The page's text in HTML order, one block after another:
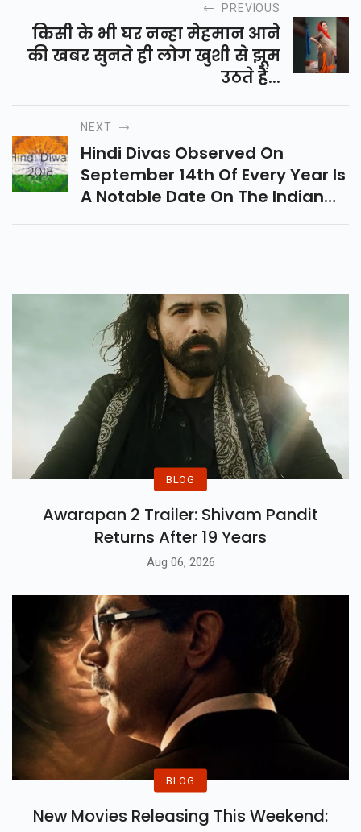
PREVIOUS
किसी के भी घर नन्हा मेहमान आने
की खबर सुनते ही लोग खुशी से झूम
उठते हैं...
NEXT
Hindi Divas Observed On
September 14th Of Every Year Is
A Notable Date On The Indian
Calendar...
BLOG
Awarapan 2 Trailer: Shivam Pandit
Returns After 19 Years
Aug 06, 2026
BLOG
New Movies Releasing This Weekend: